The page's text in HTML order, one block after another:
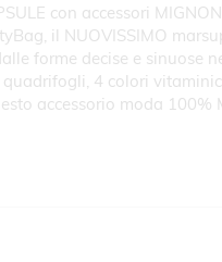
con accessori
il NUOVISSIMO
forme decise e sinuose
4 colori
accessorio moda 100%